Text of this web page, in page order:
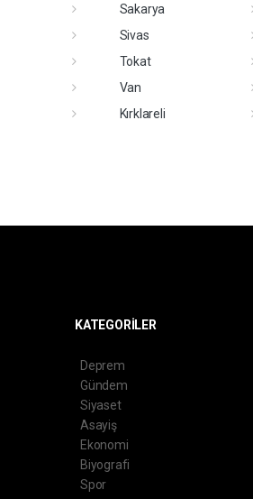
Sakarya
Sivas
Tokat
Van
Kırklareli
KATEGORİLER
Deprem
Gündem
Siyaset
Asayiş
Ekonomi
Biyografi
Spor